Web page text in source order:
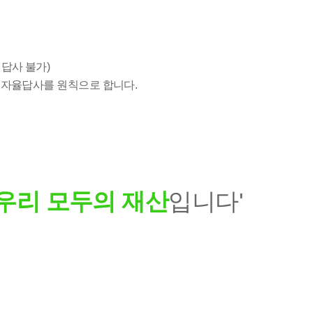
사 불가)
율답사를 원칙으로 합니다.
리 모두의 재산입니다'